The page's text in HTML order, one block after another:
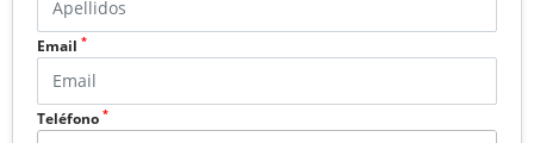
Email *
Teléfono *